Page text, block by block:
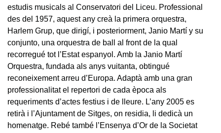
estudis musicals al Conservatori del Liceu. Professional
des del 1957, aquest any creà la primera orquestra,
Harlem Grup, que dirigí, i posteriorment, Janio Martí y su
conjunto, una orquestra de ball al front de la qual
recorregué tot l’Estat espanyol. Amb la Janio Martí
Orquestra, fundada als anys vuitanta, obtingué
reconeixement arreu d’Europa. Adaptà amb una gran
professionalitat el repertori de cada època als
requeriments d’actes festius i de lleure. L’any 2005 es
retirà i l’Ajuntament de Sitges, on residia, li dedicà un
homenatge. Rebé també l’Ensenya d’Or de la Societat